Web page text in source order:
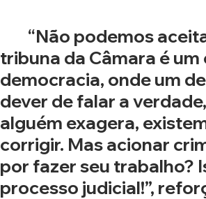
tribuna da Câmara é
democracia, onde um
dever de falar a
alguém exagera,
corrigir. Mas acionar
por fazer seu trabalho?
processo judicial!”,